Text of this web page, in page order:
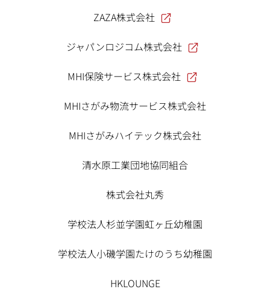
ZAZA株式会社
ジャパンロジコム株式会社
MHI保険サービス株式会社
MHIさがみ物流サービス株式会社
MHIさがみハイテック株式会社
清水原工業団地協同組合
株式会社丸秀
学校法人杉並学園虹ヶ丘幼稚園
学校法人小磯学園たけのうち幼稚園
HKLOUNGE